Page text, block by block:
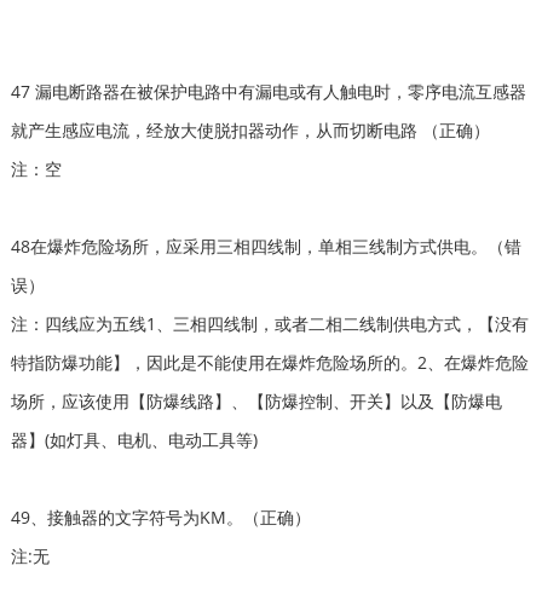
47 漏电断路器在被保护电路中有漏电或有人触电时，零序电流互感器
就产生感应电流，经放大使脱扣器动作，从而切断电路 （正确）
注：空
48在爆炸危险场所，应采用三相四线制，单相三线制方式供电。（错
误）
注：四线应为五线1、三相四线制，或者二相二线制供电方式，【没有
特指防爆功能】，因此是不能使用在爆炸危险场所的。2、在爆炸危险
场所，应该使用【防爆线路】、【防爆控制、开关】以及【防爆电
器】(如灯具、电机、电动工具等)
49、接触器的文字符号为KM。（正确）
注:无